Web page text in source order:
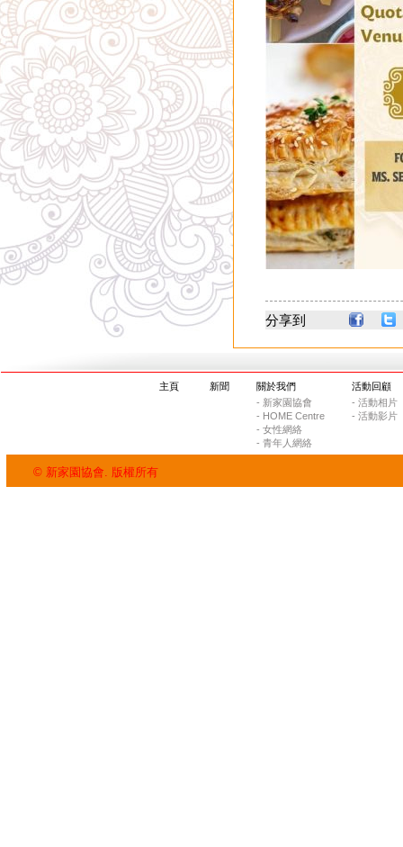
分享到
主頁 新聞
關於我們
- 新家園協會
- HOME Centre
- 女性網絡
- 青年人網絡
活動回顧
- 活動相片
- 活動影片
© 新家園協會. 版權所有